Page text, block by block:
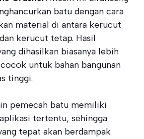
batu dengan cara
material di antara kerucut
kerucut tetap. Hasil
dihasilkan biasanya lebih
untuk bahan bangunan
tinggi.
pemecah batu memiliki
tertentu, sehingga
tepat akan berdampak